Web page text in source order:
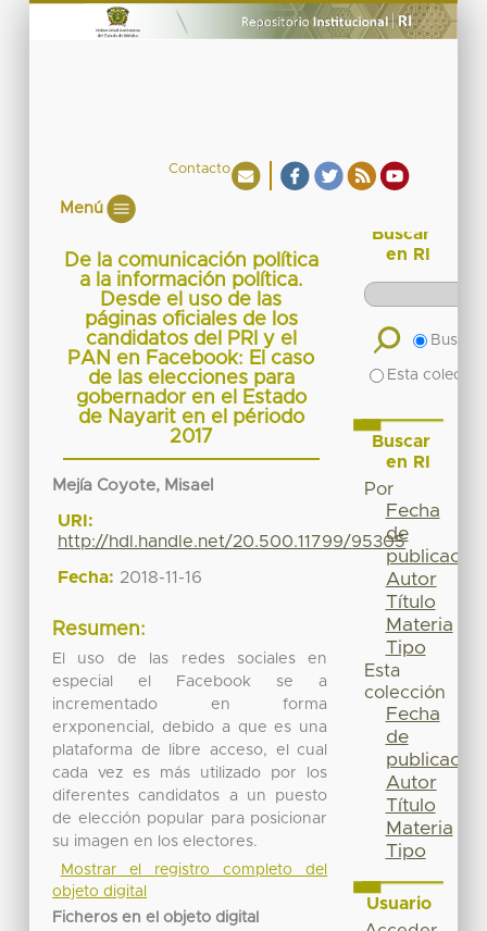
Contacto
Menú
De la comunicación política
a la información política.
Desde el uso de las
páginas oficiales de los
candidatos del PRI y el
PAN en Facebook: El caso
de las elecciones para
gobernador en el Estado
de Nayarit en el périodo
2017
Mejía Coyote, Misael
URI:
http://hdl.handle.net/20.500.11799/95305
Fecha: 2018-11-16
Resumen:
El uso de las redes sociales en
especial el Facebook se a
incrementado en forma
erxponencial, debido a que es una
plataforma de libre acceso, el cual
cada vez es más utilizado por los
diferentes candidatos a un puesto
de elección popular para posicionar
su imagen en los electores.
Mostrar el registro completo del
objeto digital
Ficheros en el objeto digital
Buscar
en RI
Buscar
Esta
Buscar
en RI
Por
Fecha
de
publicación
Autor
Título
Materia
Tipo
Esta
colección
Fecha
de
publicación
Autor
Título
Materia
Tipo
Usuario